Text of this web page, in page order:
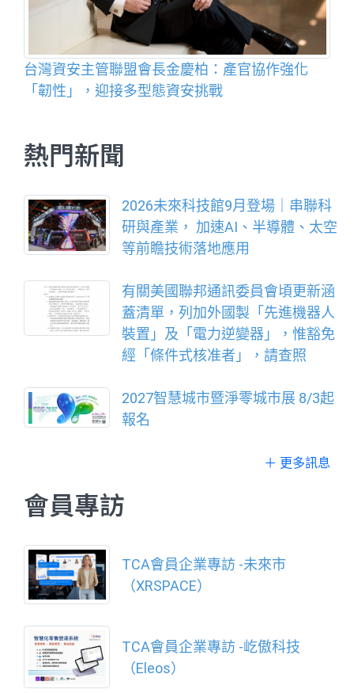
台灣資安主管聯盟會長金慶柏：產官協作強化
「韌性」，迎接多型態資安挑戰
熱門新聞
2026未來科技館9月登場｜串聯科
研與產業， 加速AI、半導體、太空
等前瞻技術落地應用
有關美國聯邦通訊委員會頃更新涵
蓋清單，列加外國製「先進機器人
裝置」及「電力逆變器」，惟豁免
經「條件式核准者」，請查照
2027智慧城市暨淨零城市展 8/3起
報名
＋ 更多訊息
會員專訪
TCA會員企業專訪 -未來市
（XRSPACE）
TCA會員企業專訪 -屹傲科技
（Eleos）